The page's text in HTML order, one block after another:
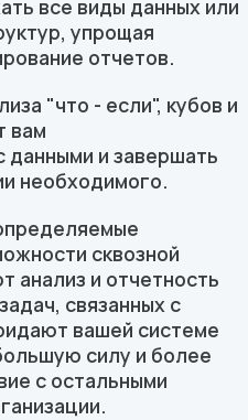
все виды данных или
упрощая
отчетов.
"что - если", кубов и
вам
данными и завершать
необходимого.
сквозной
анализ и отчетность
связанных с
вашей системе
силу и более
с остальными